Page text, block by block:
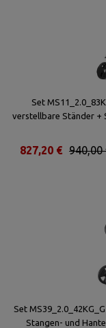
Set
verstellbare Ständer +
940,00
827,20 €
Set
Stangen- und